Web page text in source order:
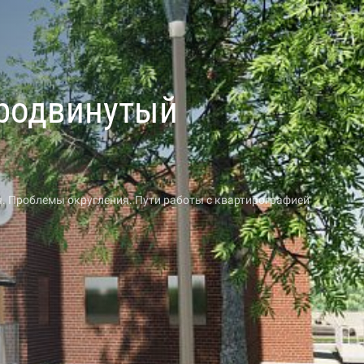
Проблемы округления. Пути работы с квартирографией